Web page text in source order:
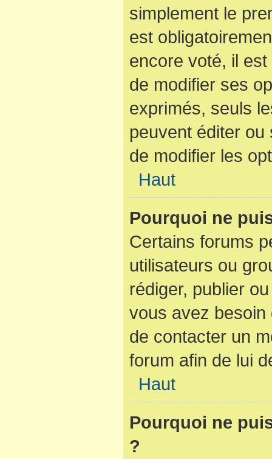
simplement le
est
encore voté, il
de modifier ses
exprimés, seuls
peuvent éditer
de modifier les
Haut
Pourquoi ne
Certains forums
utilisateurs ou
rédiger, publier
vous avez
de contacter un
forum afin de lui
Haut
Pourquoi ne
?